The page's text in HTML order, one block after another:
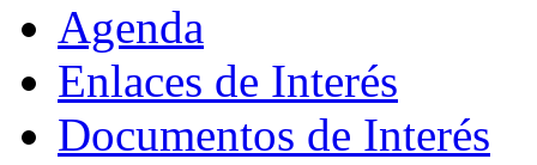
Agenda
Enlaces de Interés
Documentos de Interés